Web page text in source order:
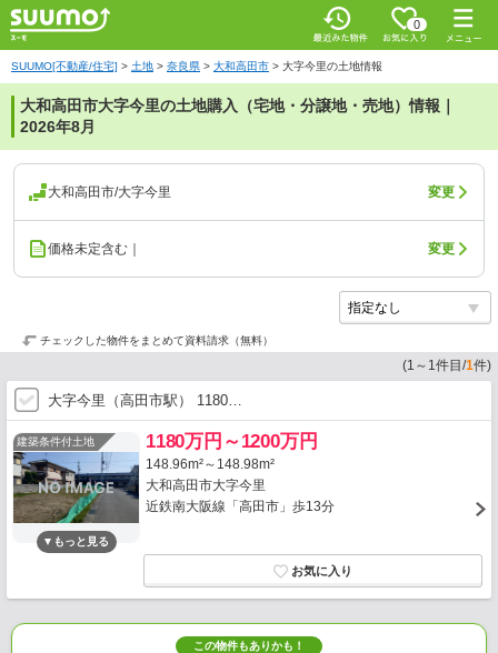
0
SUUMO[不動産/住宅] > 土地 > 奈良県 > 大和高田市 > 大字今里の土地情報
大和高田市大字今里の土地購入（宅地・分譲地・売地）情報｜
2026年8月
大和高田市/大字今里 変更
価格未定含む｜ 変更
チェックした物件をまとめて資料請求（無料）
(1 ～ 1件目/1件)
大字今里（高田市駅） 1180…
建築条件付土地 1180万円～1200万円
148.96m²～148.98m²
大和高田市大字今里
近鉄南大阪線「高田市」歩13分
この物件もありかも！